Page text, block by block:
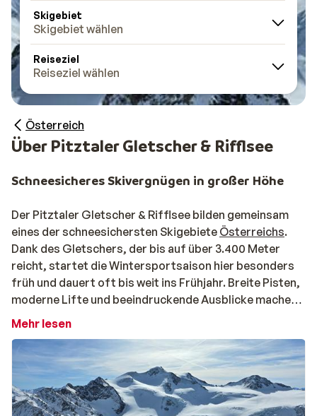
Skigebiet
Skigebiet wählen
Reiseziel
Reiseziel wählen
Österreich
Über Pitztaler Gletscher & Rifflsee
Schneesicheres Skivergnügen in großer Höhe
Der Pitztaler Gletscher & Rifflsee bilden gemeinsam
eines der schneesichersten Skigebiete Österreichs.
Dank des Gletschers, der bis auf über 3.400 Meter
reicht, startet die Wintersportsaison hier besonders
früh und dauert oft bis weit ins Frühjahr. Breite Pisten,
moderne Lifte und beeindruckende Ausblicke machen
das Gebiet ideal für alle, die Wert auf gute
Abwechslungsreiches Skigebiet für alle
Die Kombination aus Pitztaler Gletscher und Rifflsee
sorgt für viel Abwechslung. Auf dem Gletscher
Mehr lesen